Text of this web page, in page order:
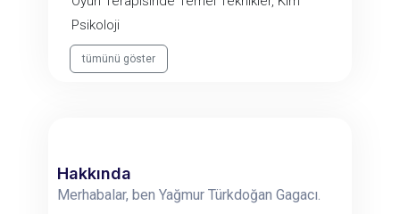
Psikoloji
tümünü göster
Hakkında
Merhabalar, ben Yağmur Türkdoğan Gagacı.